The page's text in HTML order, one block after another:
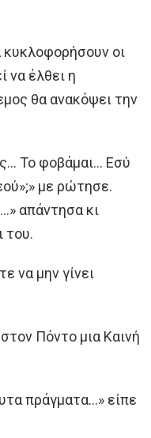
κυκλοφορήσουν oι
να έλθει η
θα ανακόψει την
Το φοβάμαι… Εσύ
με ρώτησε.
απάντησα κι
τoυ.
να μην γίνει
Πόντο μια Καινή
πράγματα…» είπε